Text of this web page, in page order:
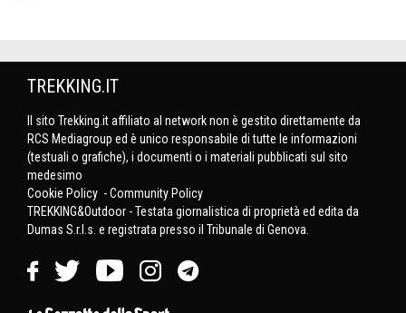
TREKKING.IT
Il sito Trekking.it affiliato al network non è gestito direttamente da
RCS Mediagroup ed è unico responsabile di tutte le informazioni
(testuali o grafiche), i documenti o i materiali pubblicati sul sito
medesimo
Cookie Policy -Community Policy
TREKKING&Outdoor - Testata giornalistica di proprietà ed edita da
Dumas S.r.l.s. e registrata presso il Tribunale di Genova.